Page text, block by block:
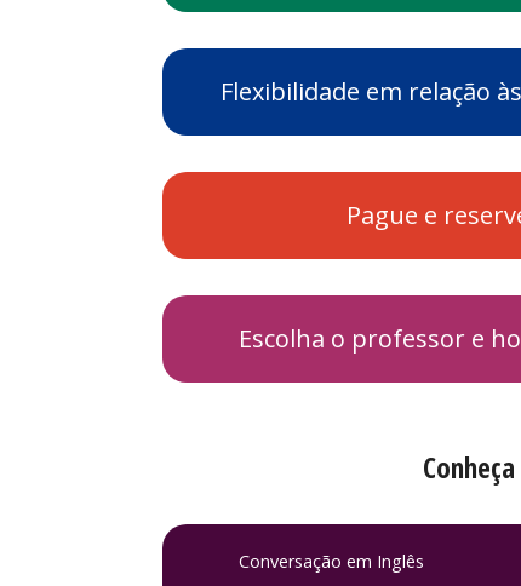
Flexibilidade em relação
Pague e
Escolha o professor e
Conversação em Inglês